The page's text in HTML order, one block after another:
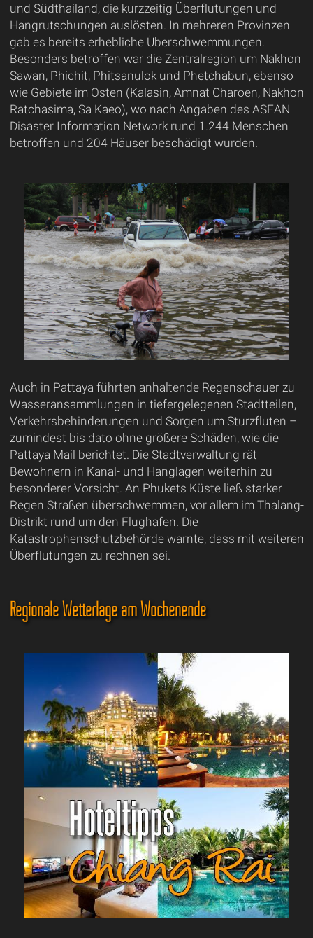
und Südthailand, die kurzzeitig Überflutungen und
Hangrutschungen auslösten. In mehreren Provinzen
gab es bereits erhebliche Überschwemmungen.
Besonders betroffen war die Zentralregion um Nakhon
Sawan, Phichit, Phitsanulok und Phetchabun, ebenso
wie Gebiete im Osten (Kalasin, Amnat Charoen, Nakhon
Ratchasima, Sa Kaeo), wo nach Angaben des ASEAN
Disaster Information Network rund 1.244 Menschen
betroffen und 204 Häuser beschädigt wurden.
Auch in Pattaya führten anhaltende Regenschauer zu
Wasseransammlungen in tiefergelegenen Stadtteilen,
Verkehrsbehinderungen und Sorgen um Sturzfluten –
zumindest bis dato ohne größere Schäden, wie die
Pattaya Mail berichtet. Die Stadtverwaltung rät
Bewohnern in Kanal- und Hanglagen weiterhin zu
besonderer Vorsicht. An Phukets Küste ließ starker
Regen Straßen überschwemmen, vor allem im Thalang-
Distrikt rund um den Flughafen. Die
Katastrophenschutzbehörde warnte, dass mit weiteren
Überflutungen zu rechnen sei.
Regionale Wetterlage am Wochenende